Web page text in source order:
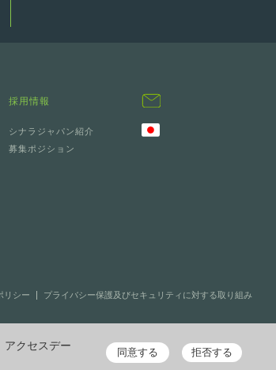
採用情報
シナラジャパン紹介
募集ポジション
リシー プライバシー保護及びセキュリティに対する取り組み
アクセスデー
同意する 拒否する